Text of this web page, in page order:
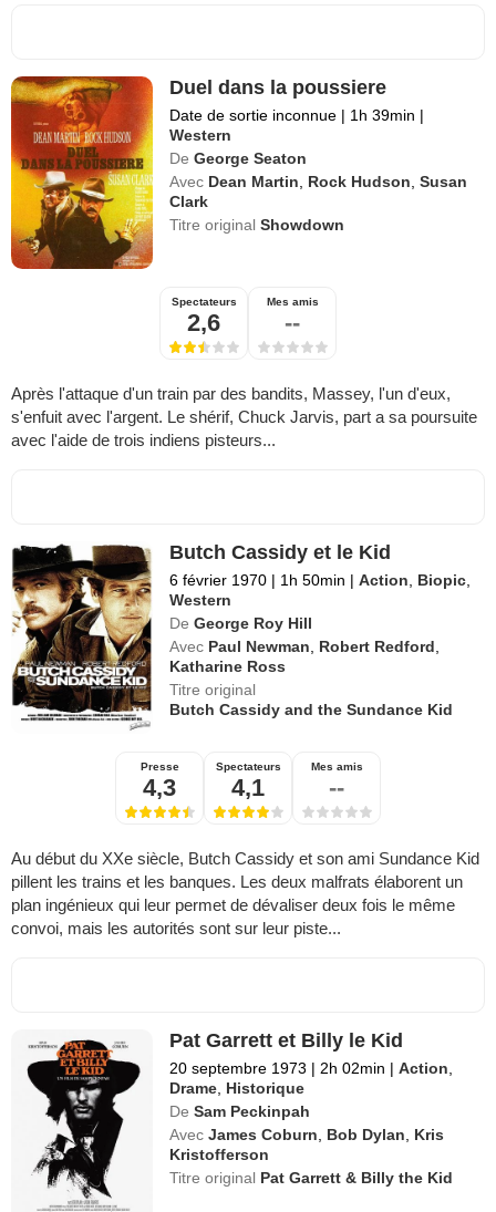
Duel dans la poussiere
Date de sortie inconnue | 1h 39min |
Western
De George Seaton
Avec Dean Martin Rock Hudson ,Susan
Clark
Titre originalShowdown
Spectateurs
2,6
Mes amis
--
Après l'attaque d'un train par des bandits, Massey, l'un d'eux,
s'enfuit avec l'argent. Le shérif, Chuck Jarvis, part a sa poursuite
avec l'aide de trois indiens pisteurs...
Butch Cassidy et le Kid
6 février 1970 | 1h 50min | Action Biopic
Western
De George Roy Hill
Avec Paul Newman Robert Redford
Katharine Ross
Titre original
Butch Cassidy and the Sundance Kid
Presse
4,3
Spectateurs
4,1
Mes amis
--
Au début du XXe siècle, Butch Cassidy et son ami Sundance Kid
pillent les trains et les banques. Les deux malfrats élaborent un
plan ingénieux qui leur permet de dévaliser deux fois le même
convoi, mais les autorités sont sur leur piste...
Pat Garrett et Billy le Kid
20 septembre 1973 | 2h 02min | Action
Drame Historique
De Sam Peckinpah
Avec James Coburn Bob Dylan
Kris
Kristofferson
Titre original Pat Garrett & Billy the Kid